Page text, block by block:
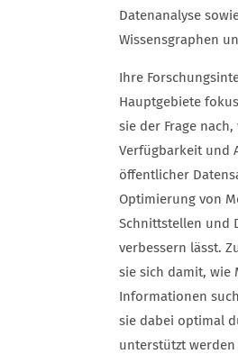
Datenanalyse
Wissensgraphen
Ihre
Hauptgebiete
sie der Frage
Verfügbarkeit und
öffentlicher
Optimierung von
Schnittstellen und
verbessern lässt.
sie sich damit, wie
Informationen
sie dabei optimal
unterstützt werden